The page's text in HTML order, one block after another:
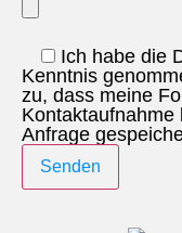
Ich habe die
Kenntnis
zu, dass meine
Kontaktaufnahme
Anfrage